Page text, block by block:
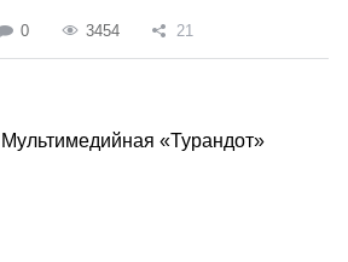
0 3454 21
Мультимедийная «Турандот»